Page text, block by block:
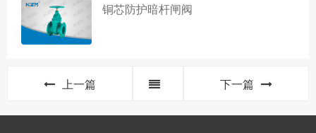
铜芯防护暗杆闸阀
上一篇 下一篇